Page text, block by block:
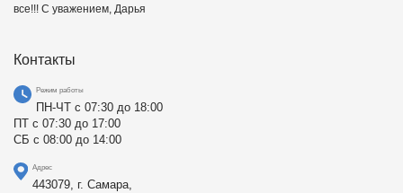
все!!! С уважением, Дарья
Контакты
Режим работы
ПН-ЧТ с 07:30 до 18:00
ПТ с 07:30 до 17:00
СБ с 08:00 до 14:00
Адрес
443079, г. Самара,